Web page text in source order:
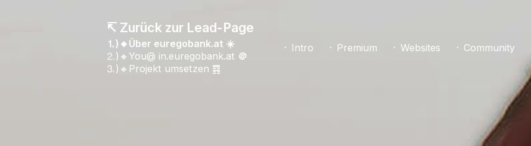
↸ Zurück zur Lead-Page
⒈)🔸Über euregobank.at ☀️
⒉)🔸You@ in.euregobank.at ＠
⒊)🔸Projekt umsetzen ䷴
᛫ Intro ᛫ Premium ᛫ Websites ᛫ Community